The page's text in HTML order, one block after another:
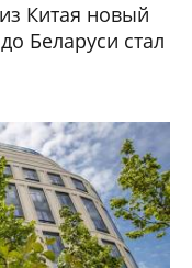
Китая новый
Беларуси стал